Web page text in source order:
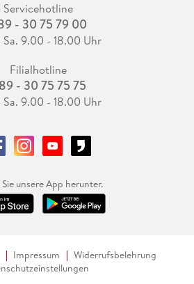
Servicehotline
- 30 75 79 00
Sa. 9.00 - 18.00 Uhr
Filialhotline
- 30 75 75 75
Sa. 9.00 - 18.00 Uhr
unsere App herunter.
Impressum
Widerrufsbelehrung